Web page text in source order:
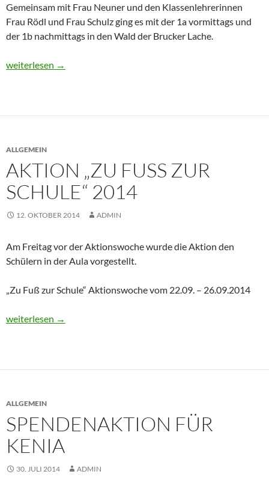
Gemeinsam mit Frau Neuner und den Klassenlehrerinnen
Frau Rödl und Frau Schulz ging es mit der 1a vormittags und
der 1b nachmittags in den Wald der Brucker Lache.
Eltern-Kind-Waldaktion der 1. Klassen
weiterlesen →
ALLGEMEIN
AKTION „ZU FUSS ZUR S
CHULE“ 2014
12. OKTOBER 2014 ADMIN
Am Freitag vor der Aktionswoche wurde die Aktion den
Schülern in der Aula vorgestellt.
„Zu Fuß zur Schule“ Aktionswoche vom 22.09. – 26.09.2014
Aktion „Zu Fuß zur Schule“ 2014
weiterlesen →
ALLGEMEIN
SPENDENAKTION FÜR
KENIA
30. JULI 2014 ADMIN